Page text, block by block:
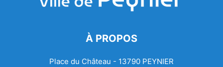
À PROPOS
Place du Château - 13790 PEYNIER